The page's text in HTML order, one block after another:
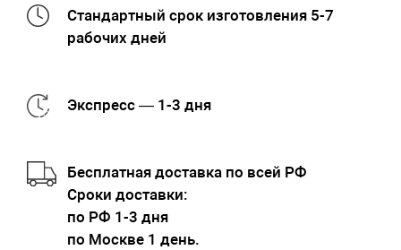
Стандартный срок изготовления 5-7
рабочих дней
Экспресс — 1-3 дня
Бесплатная доставка по всей РФ
Cроки доставки:
по РФ 1-3 дня
по Москве 1 день.